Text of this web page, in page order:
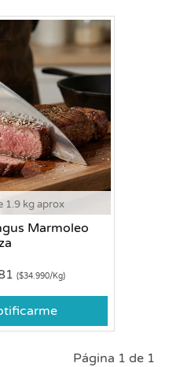
1.9 kg aprox
Marmoleo
($34.990/Kg)
Página 1 de 1